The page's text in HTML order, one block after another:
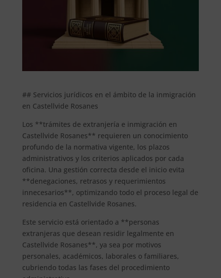
## Servicios jurídicos en el ámbito de la inmigración
en Castellvide Rosanes
Los **trámites de extranjería e inmigración en
Castellvide Rosanes** requieren un conocimiento
profundo de la normativa vigente, los plazos
administrativos y los criterios aplicados por cada
oficina. Una gestión correcta desde el inicio evita
**denegaciones, retrasos y requerimientos
innecesarios**, optimizando todo el proceso legal de
residencia en Castellvide Rosanes.
Este servicio está orientado a **personas
extranjeras que desean residir legalmente en
Castellvide Rosanes**, ya sea por motivos
personales, académicos, laborales o familiares,
cubriendo todas las fases del procedimiento